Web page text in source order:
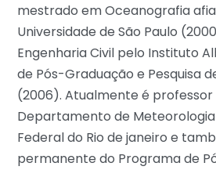
mestrado em Oceanografia
Universidade de São Paulo
Engenharia Civil pelo Instituto
de Pós-Graduação e Pesquisa
(2006). Atualmente é professor
Departamento de
Federal do Rio de janeiro e
permanente do Programa de